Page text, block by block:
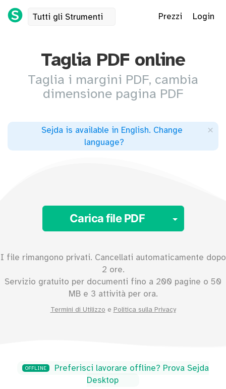
Tutti gli Strumenti Prezzi Login
Taglia PDF online
Taglia i margini PDF, cambia
dimensione pagina PDF
Sejda is available in English. Change
language?
×
Carica file PDF Toggle
I file rimangono privati. Cancellati automaticamente dopo
2 ore.
Servizio gratuito per documenti fino a 200 pagine o 50
MB e 3 attività per ora.
Termini di Utilizzo e Politica sulla Privacy
OFFLINE
Preferisci lavorare offline? Prova Sejda
Desktop